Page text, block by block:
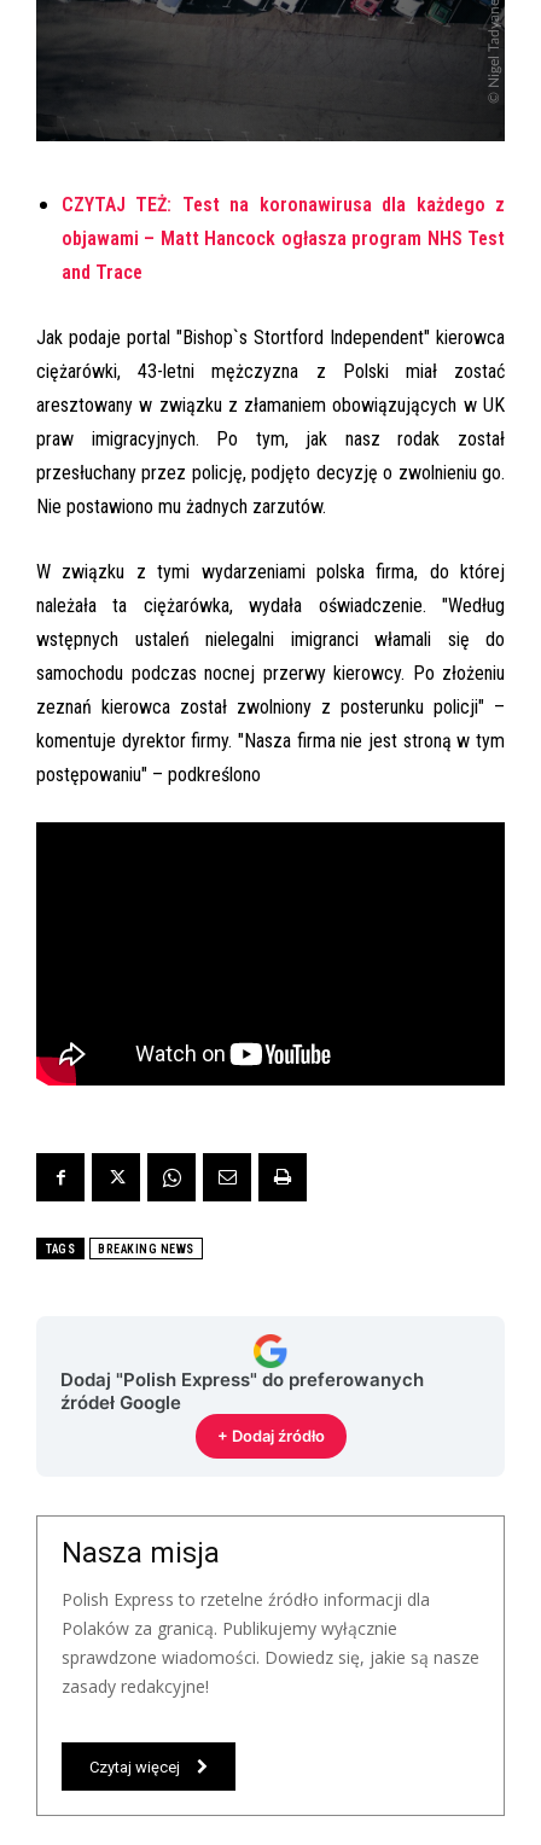
CZYTAJ TEŻ: Test na koronawirusa dla każdego z
objawami – Matt Hancock ogłasza program NHS Test
and Trace
Jak podaje portal "Bishop`s Stortford Independent" kierowca
ciężarówki, 43-letni mężczyzna z Polski miał zostać
aresztowany w związku z złamaniem obowiązujących w UK
praw imigracyjnych. Po tym, jak nasz rodak został
przesłuchany przez policję, podjęto decyzję o zwolnieniu go.
Nie postawiono mu żadnych zarzutów.
W związku z tymi wydarzeniami polska firma, do której
należała ta ciężarówka, wydała oświadczenie. "Według
wstępnych ustaleń nielegalni imigranci włamali się do
samochodu podczas nocnej przerwy kierowcy. Po złożeniu
zeznań kierowca został zwolniony z posterunku policji" –
komentuje dyrektor firmy. "Nasza firma nie jest stroną w tym
postępowaniu" – podkreślono
TAGS BREAKING NEWS
Dodaj "Polish Express" do preferowanych
źródeł Google
+ Dodaj źródło
Nasza misja
Polish Express to rzetelne źródło informacji dla
Polaków za granicą. Publikujemy wyłącznie
sprawdzone wiadomości. Dowiedz się, jakie są nasze
zasady redakcyjne!
Czytaj więcej